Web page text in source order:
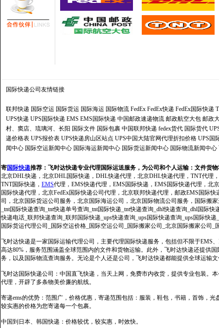
国际快递公司 友情链接
联邦快递 国际空运 国际货运 国际海运 国际物流 FedEx FedEx快递 FedEx国际快递
UPS快递 UPS国际快递 EMS EMS国际快递 中国邮政速递物流 邮政航空大包 邮政
村、窦店、琉璃河、长阳 国际文件 国际包裹 中国联邦快递 fedex货代 国际货代
递价格表 UPS报价表 UPS快递房山区站点 UPS中国大陆官网代理折扣价格 UPS国
闻中心 国际空运新闻中心 国际海运新闻中心 国际货运新闻中心 国际物流新闻中心
寄国际快递推荐： 飞时达快递专业代理国际运送服务，为公司和个人运输：文件货
北京DHL快递，北京DHL国际快递，DHL快递代理，北京DHL快递代理，TNT代理
TNT国际快递， EMS代理，EMS快递代理，EMS国际快递，EMS国际快递代理，北
国际快递代理，北京FedEx国际快递公司代理，北京联邦快递代理，邮政EMS国际
司，北京国际货运公司服务，北京国际海运公司，北京国际物流公司服务，国际搬
_tnt国际快递查询_tnt快递单号查询_tnt国际快递_tnt快递查询_dhl快递查询_dhl国际
快递电话_联邦快递查询_联邦国际快递_ups快递查询_ups国际快递查询_ups国际快
国际货运代理公司_国际空运价格_国际空运公司_国际搬家公司_北京国际搬家公司_
飞时达快递是一家国际运输代理公司，主要代理国际快递服务，包括但不限于EMS
高达80%，服务范围涵盖全球范围内的文件和货物运输。此外，飞时达快递还提供
务，以及国际物流查询服务。无论是个人还是公司，飞时达快递都能提供全球运输
飞时达国际快递公司：中国直飞快递，当天上网，免费市内收货，提供专业包装。
代理，开辟了多条物美价廉的航线。
寄递ems的优势：范围广，价格优惠，寄递范围包括：服装，鞋包，书籍，首饰，
较实惠的价格为您寄递每一个包裹。
中国到日本、韩国快递：价格较优，较实惠，时效快。